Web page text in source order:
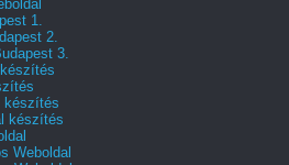
1.
2.
3.
készítés
készítés
Weboldal